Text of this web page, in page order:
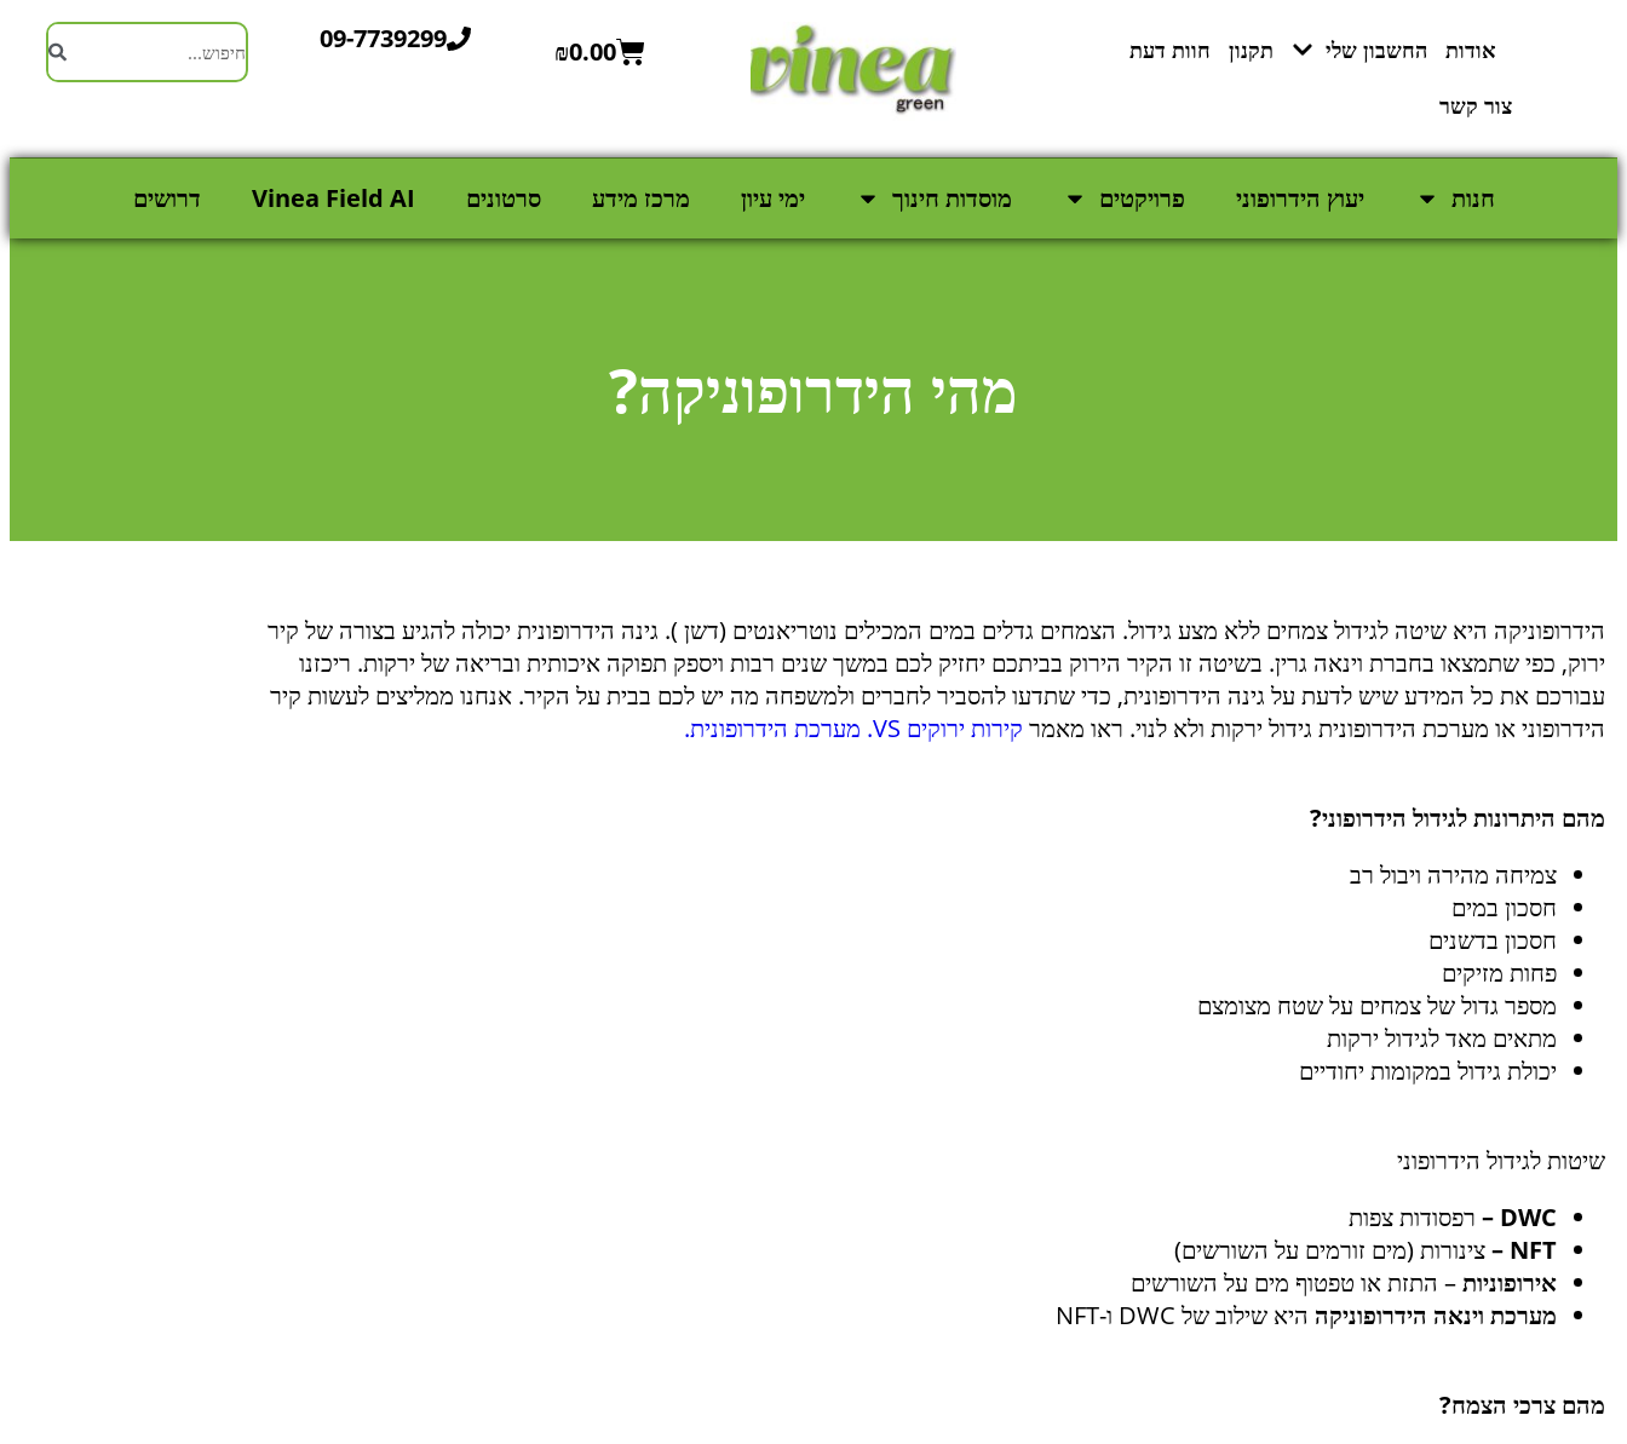
אודות החשבון שלי תקנון
חוות דעת
צור קשר
₪0.00
09-7739299
חנות יעוץ הידרופוני פרויקטים מוסדות חינוך ימי עיון מרכז מידע סרטונים Vinea Field AI דרושים
מהי הידרופוניקה?
הידרופוניקה היא שיטה לגידול צמחים ללא מצע גידול. הצמחים גדלים במים המכילים נוטריאנטים (דשן ). גינה הידרופונית יכולה להגיע בצורה של קיר
ירוק, כפי שתמצאו בחברת וינאה גרין. בשיטה זו הקיר הירוק בביתכם יחזיק לכם במשך שנים רבות ויספק תפוקה איכותית ובריאה של ירקות. ריכזנו
עבורכם את כל המידע שיש לדעת על גינה הידרופונית, כדי שתדעו להסביר לחברים ולמשפחה מה יש לכם בבית על הקיר. אנחנו ממליצים לעשות קיר
הידרופוני או מערכת הידרופונית גידול ירקות ולא לנוי. ראו מאמר קירות ירוקים VS. מערכת הידרופונית.
מהם היתרונות לגידול הידרופוני?
צמיחה מהירה ויבול רב
חסכון במים
חסכון בדשנים
פחות מזיקים
מספר גדול של צמחים על שטח מצומצם
מתאים מאד לגידול ירקות
יכולת גידול במקומות יחודיים
שיטות לגידול הידרופוני
DWC
– רפסודות צפות
NFT
–צינורות (מים זורמים על השורשים)
אירופוניות– התזת או טפטוף מים על השורשים
מערכת וינאה הידרופוניקה היא שילוב של DWC ו-NFT
מהם צרכי הצמח?